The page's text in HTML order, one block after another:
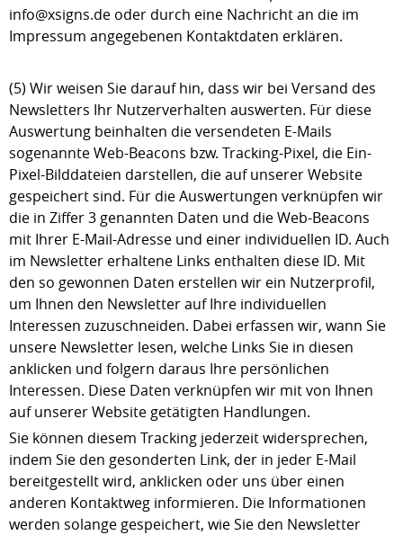
info@xsigns.de oder durch eine Nachricht an die im
Impressum angegebenen Kontaktdaten erklären.
(5) Wir weisen Sie darauf hin, dass wir bei Versand des
Newsletters Ihr Nutzerverhalten auswerten. Für diese
Auswertung beinhalten die versendeten E-Mails
sogenannte Web-Beacons bzw. Tracking-Pixel, die Ein-
Pixel-Bilddateien darstellen, die auf unserer Website
gespeichert sind. Für die Auswertungen verknüpfen wir
die in Ziffer 3 genannten Daten und die Web-Beacons
mit Ihrer E-Mail-Adresse und einer individuellen ID. Auch
im Newsletter erhaltene Links enthalten diese ID. Mit
den so gewonnen Daten erstellen wir ein Nutzerprofil,
um Ihnen den Newsletter auf Ihre individuellen
Interessen zuzuschneiden. Dabei erfassen wir, wann Sie
unsere Newsletter lesen, welche Links Sie in diesen
anklicken und folgern daraus Ihre persönlichen
Interessen. Diese Daten verknüpfen wir mit von Ihnen
auf unserer Website getätigten Handlungen.
Sie können diesem Tracking jederzeit widersprechen,
indem Sie den gesonderten Link, der in jeder E-Mail
bereitgestellt wird, anklicken oder uns über einen
anderen Kontaktweg informieren. Die Informationen
werden solange gespeichert, wie Sie den Newsletter